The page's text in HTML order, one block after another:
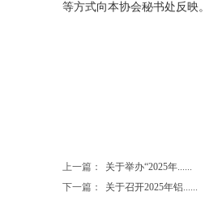
等方式向本协会秘书处反映。
上一篇：
关于举办“2025年......
下一篇：
关于召开2025年铝......